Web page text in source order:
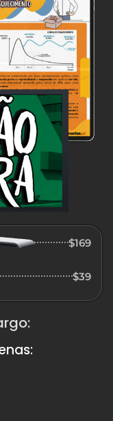
$169
$39